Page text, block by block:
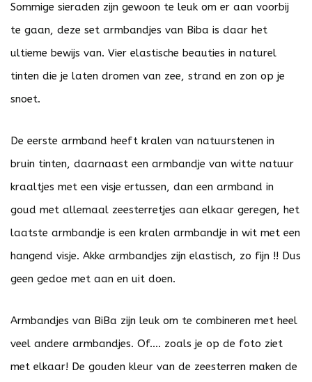
Sommige sieraden zijn gewoon te leuk om er aan voorbij
te gaan, deze set armbandjes van Biba is daar het
ultieme bewijs van. Vier elastische beauties in naturel
tinten die je laten dromen van zee, strand en zon op je
snoet.
De eerste armband heeft kralen van natuurstenen in
bruin tinten, daarnaast een armbandje van witte natuur
kraaltjes met een visje ertussen, dan een armband in
goud met allemaal zeesterretjes aan elkaar geregen, het
laatste armbandje is een kralen armbandje in wit met een
hangend visje. Akke armbandjes zijn elastisch, zo fijn !! Dus
geen gedoe met aan en uit doen.
Armbandjes van BiBa zijn leuk om te combineren met heel
veel andere armbandjes. Of.... zoals je op de foto ziet
met elkaar! De gouden kleur van de zeesterren maken de